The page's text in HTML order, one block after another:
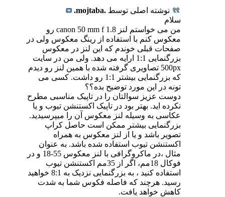
نوشته اصلی توسط .mojtaba.
سلام
من می خواستم لنز canon 50 mm f 1.8 رو
معکوس کنم با استفاده از رینگ معکوس ولی در
صفحات قبلی خوندم که این لنز در معکوس
بزرگنمایی 1:1 ارایه می دهد. ولی من در سایت
500px تصاویری گرفته شده با همین لنز رو دیدم
که بزرگنمایی بیشتر 1:1 رو داشت. کسی می
تونه در این مورد توضیح بده؟؟
دوست عزیز سوالتان را در تاپیک مناسبی مطرح
نکرده اید. بهتر بود در تاپیک اکستنشن تیوب و یا
عکاسی به وسیله لنز معکوس آن را میپرسیدید.
بزرگنمایی بیشتر ممکن است حاصل کراپ
تصویر باشد و یا از لنز معکوس به همراه
اکستنشن تیوب استفاده شده باشد. به عنوان
مثال ،در ماکروگرافی با لنز معکوس 55-18 و در
فوکال 18مم، اگر از 35مم اکستنشن تیوب
استفاده کنید ، به بزرگنمایی نزدیک به 8:1 خواهید
رسید. هرچند که فاصله فکوس شما به شدت
کاهش خواهد یافت.